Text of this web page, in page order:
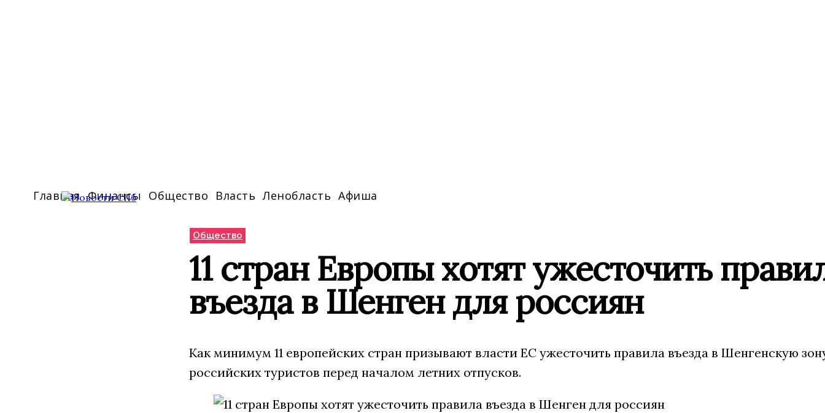
Главная Финансы Общество Власть Ленобласть Афиша
Общество
11 стран Европы хотят ужесточить
въезда в Шенген для россиян
Как минимум 11 европейских стран призывают власти ЕС ужесточить правила въезда в Шенгенскую
российских туристов перед началом летних отпусков.